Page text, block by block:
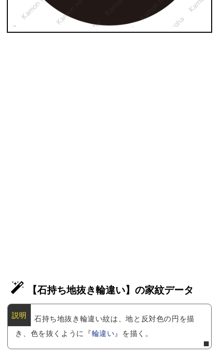
【石持ち地抜き輪違い】の家紋データ
石持ち地抜き輪違い紋は、地と反対色の円を描
き、色を抜くように『輪違い』を描く。